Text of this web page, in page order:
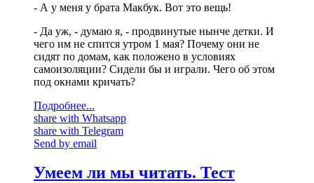
- А у меня у брата Макбук. Вот это вещь!
- Да уж, - думаю я, - продвинутые нынче детки. И
чего им не спится утром 1 мая? Почему они не
сидят по домам, как положено в условиях
самоизоляции? Сидели бы и играли. Чего об этом
под окнами кричать?
Подробнее...
share with Whatsapp
share with Telegram
Send by email
Умеем ли мы читать. Тест